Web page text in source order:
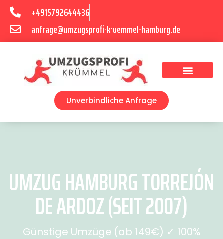
+4915792644436
anfrage@umzugsprofi-kruemmel-hamburg.de
Unverbindliche Anfrage
UMZUG HAMBURG TORREJÓN
DE ARDOZ (SEIT 2007)
Günstige Umzüge (ab 149€) ✓ 100%